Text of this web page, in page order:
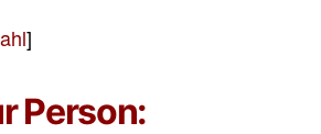
]
Person: